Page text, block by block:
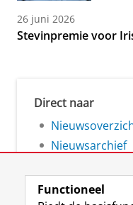
26 juni 2026
Stevinpremie voor
Direct naar
Nieuwsarchief
Functioneel